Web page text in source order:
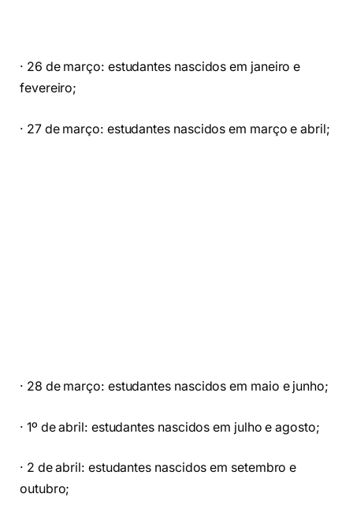
· 26 de março: estudantes nascidos em janeiro e
fevereiro;
· 27 de março: estudantes nascidos em março e abril;
· 28 de março: estudantes nascidos em maio e junho;
· 1º de abril: estudantes nascidos em julho e agosto;
· 2 de abril: estudantes nascidos em setembro e
outubro;